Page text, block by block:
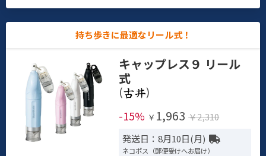
持ち歩きに最適なリール式！
キャップレス９ リール
式
(
)
-15% ￥ 1,963 ￥2,310
発送日：8月10日(月)
ネコポス（郵便受けへお届け）